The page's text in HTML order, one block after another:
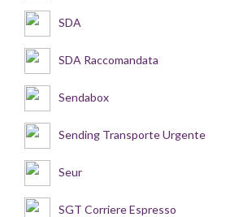
SDA
SDA Raccomandata
Sendabox
Sending Transporte Urgente
Seur
SGT Corriere Espresso